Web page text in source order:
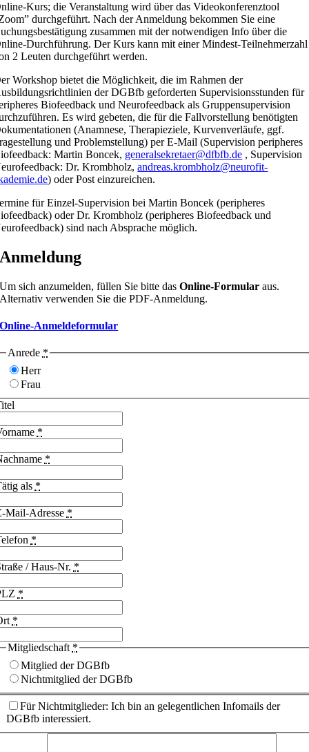
Kurs; die Veranstaltung wird über das Videokonferenztool
durchgeführt. Nach der Anmeldung bekommen Sie eine
zusammen mit der notwendigen Info über die
Durchführung. Der Kurs kann mit einer Mindest-Teilnehmerzahl
2 Leuten durchgeführt werden.
Workshop bietet die Möglichkeit, die im Rahmen der
der DGBfb geforderten Supervisionsstunden für
Biofeedback und Neurofeedback als Gruppensupervision
Es wird gebeten, die für die Fallvorstellung benötigten
(Anamnese, Therapieziele, Kurvenverläufe, ggf.
und Problemstellung) per E-Mail (Supervision peripheres
Martin Boncek, generalsekretaer@dfbfb.de , Supervision
Dr. Krombholz,andreas.krombholz@neurofit-
) oder Post einzureichen.
für Einzel-Supervision bei Martin Boncek (peripheres
oder Dr. Krombholz (peripheres Biofeedback und
sind nach Absprache möglich.
Anmeldung
Um sich anzumelden, füllen Sie bitte dasOnline-Formular aus.
Alternativ verwenden Sie die PDF-Anmeldung.
Online-Anmeldeformular
Anrede *
Herr
Frau
*
*
als *
Mail-Adresse *
*
/ Haus-Nr. *
*
*
Mitgliedschaft *
Mitglied der DGBfb
Nichtmitglied der DGBfb
Für Nichtmitglieder: Ich bin an gelegentlichen Infomails der
DGBfb interessiert.